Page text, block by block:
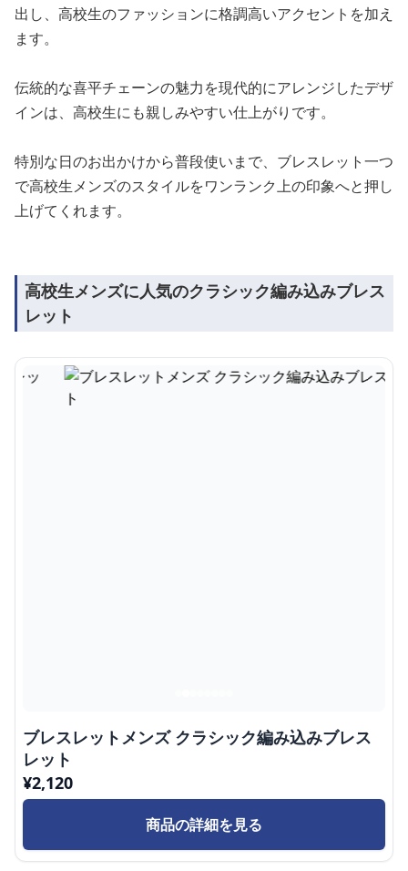
出し、高校生のファッションに格調高いアクセントを加え
ます。
伝統的な喜平チェーンの魅力を現代的にアレンジしたデザ
インは、高校生にも親しみやすい仕上がりです。
特別な日のお出かけから普段使いまで、ブレスレット一つ
で高校生メンズのスタイルをワンランク上の印象へと押し
上げてくれます。
高校生メンズに人気のクラシック編み込みブレス
レット
ブレスレットメンズ クラシック編み込みブレス
レット
¥2,120
商品の詳細を見る